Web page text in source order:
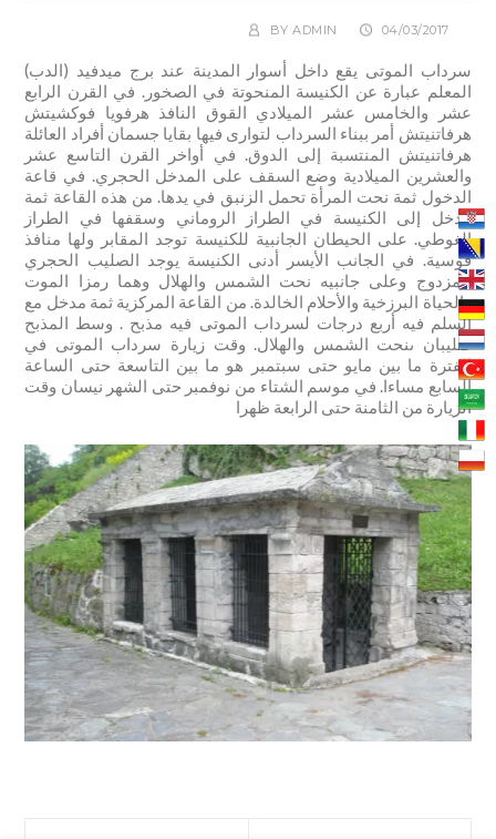
04/03/2017
BYADMIN
سرداب الموتى يقع داخل أسوار المدينة عند برج ميدفيد (الدب)
المعلم عبارة عن الكنيسة المنحوتة في الصخور. في القرن الرابع
عشر والخامس عشر الميلادي القوق النافذ هرفويا فوكشيتش
هرفاتنيتش أمر ببناء السرداب لتوارى فيها بقايا جسمان أفراد العائلة
هرفاتنيتش المنتسبة إلى الدوق. في أواخر القرن التاسع عشر
والعشرين الميلادية وضع السقف على المدخل الحجري. في قاعة
الدخول ثمة نحت المرأة تحمل الزنبق في يدها. من هذه القاعة ثمة
مدخل إلى الكنيسة في الطراز الروماني وسقفها في الطراز
الغوطي. على الحيطان الجانبية للكنيسة توجد المقابر ولها منافذ
قوسية. في الجانب الأيسر أدنى الكنيسة يوجد الصليب الحجري
المزدوج وعلى جانبيه نحت الشمس والهلال وهما رمزا الموت
والحياة البرزخية والأحلام الخالدة. من القاعة المركزية ثمة مدخل مع
السلم فيه أربع درجات لسرداب الموتى فيه مذبح . وسط المذبح
صليبان ىنحت الشمس والهلال. وقت زيارة سرداب الموتى في
الفترة ما بين مايو حتى سبتمبر هو ما بين التاسعة حتى الساعة
السابع مساءا. في موسم الشتاء من نوفمبر حتى الشهر نيسان وقت
الزيارة من الثامنة حتى الرابعة ظهرا